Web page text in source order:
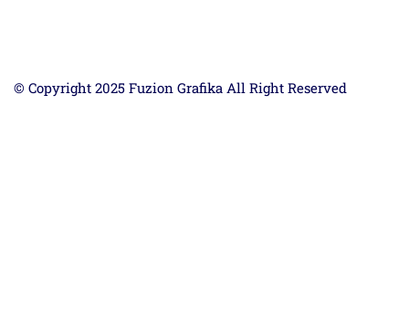
© Copyright 2025 Fuzion Grafika All Right Reserved